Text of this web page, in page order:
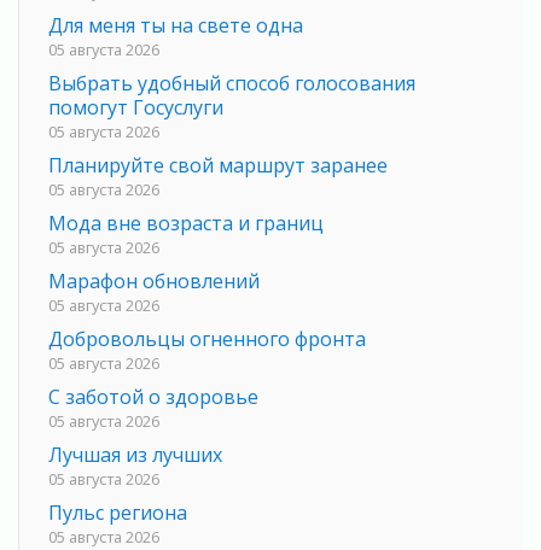
Для меня ты на свете одна
05 августа 2026
Выбрать удобный способ голосования
помогут Госуслуги
05 августа 2026
Планируйте свой маршрут заранее
05 августа 2026
Мода вне возраста и границ
05 августа 2026
Марафон обновлений
05 августа 2026
Добровольцы огненного фронта
05 августа 2026
С заботой о здоровье
05 августа 2026
Лучшая из лучших
05 августа 2026
Пульс региона
05 августа 2026